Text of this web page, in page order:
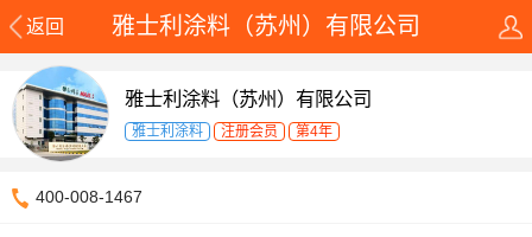
返回 雅士利涂料（苏州）有限公司
雅士利涂料（苏州）有限公司
雅士利涂料 注册会员 第4年
400-008-1467